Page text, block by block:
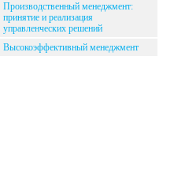
Производственный менеджмент:
принятие и реализация
управленческих решений
Высокоэффективный менеджмент